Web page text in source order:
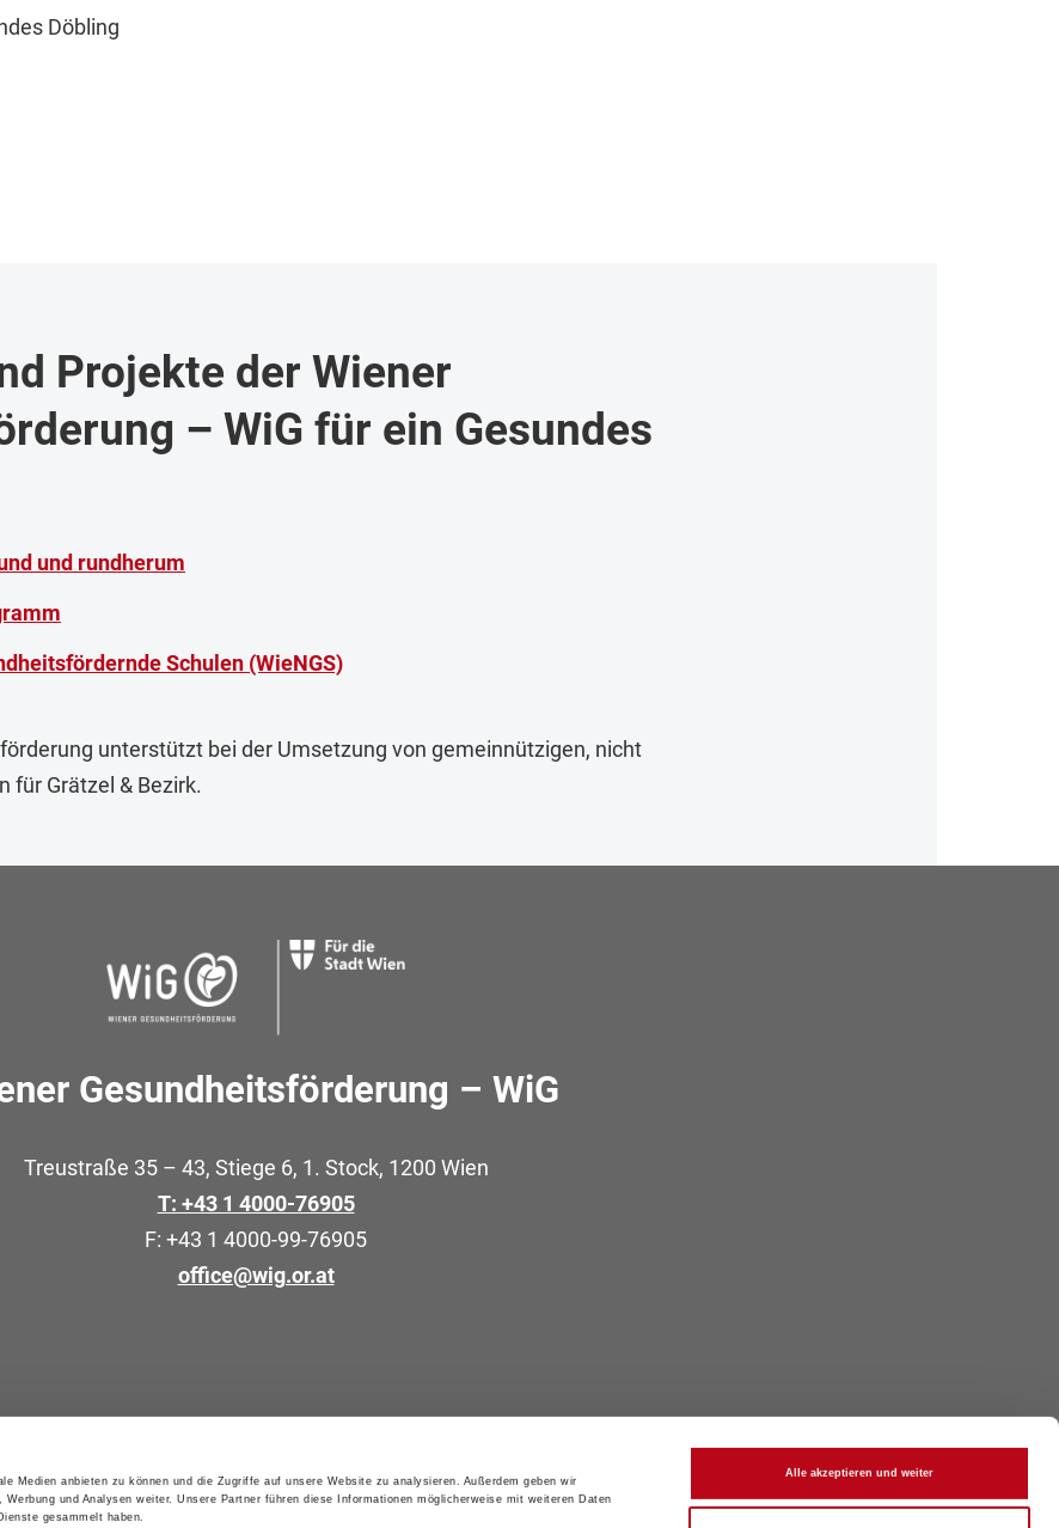
Medien anbieten zu können und die Zugriffe auf unsere Website zu analysieren. Außerdem geben wir
und Analysen weiter. Unsere Partner führen diese Informationen möglicherweise mit weiteren Daten
gesammelt haben.
Alle akzeptieren und weiter
Döbling
Projekte der Wiener
– WiG für ein Gesundes
und rundherum
Schulen (WieNGS)
unterstützt bei der Umsetzung von gemeinnützigen, nicht
für Grätzel & Bezirk.
Gesundheitsförderung – WiG
Treustraße 35 – 43, Stiege 6, 1. Stock, 1200 Wien
T: +43 1 4000-76905
F: +43 1 4000-99-76905
office@wig.or.at